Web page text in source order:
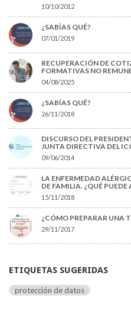
10/10/2012
¿SABÍAS QUÉ?
07/01/2019
RECUPERACIÓN DE
FORMATIVAS NO
04/08/2025
¿SABÍAS QUÉ?
26/11/2018
DISCURSO DEL
JUNTA DIRECTIVA DEL
09/06/2014
LA ENFERMEDAD
DE FAMILIA. ¿QUÉ PUEDE
15/11/2018
¿CÓMO PREPARAR UNA
29/11/2017
ETIQUETAS SUGERIDAS
protección de datos